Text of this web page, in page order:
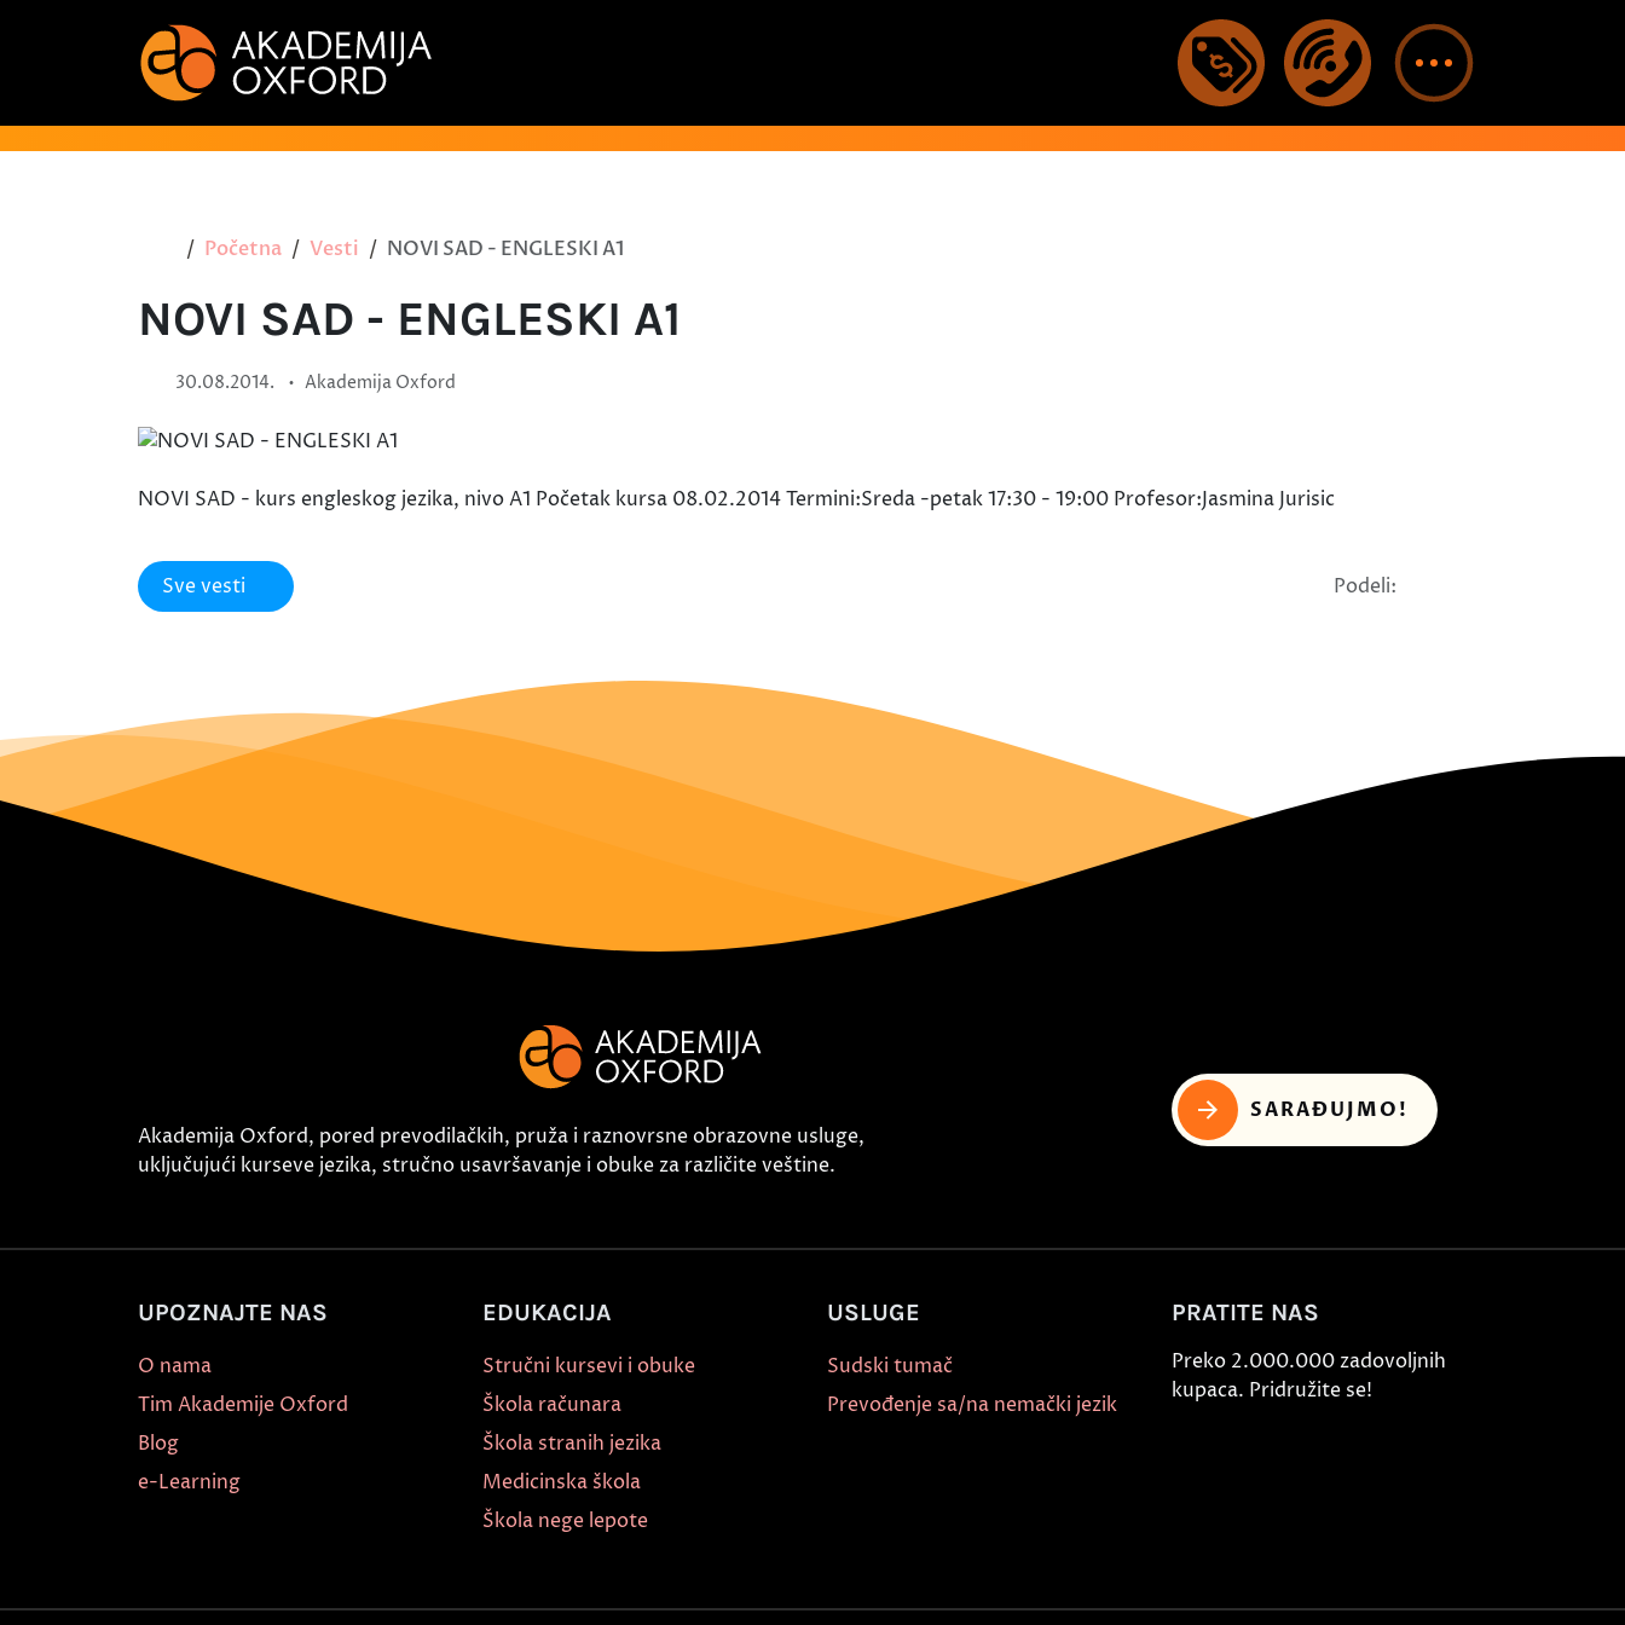
Početna Vesti NOVI SAD - ENGLESKI A1
NOVI SAD - ENGLESKI A1
30.08.2014. • Akademija Oxford
NOVI SAD - kurs engleskog jezika, nivo A1 Početak kursa 08.02.2014 Termini:Sreda -petak 17:30 - 19:00 Profesor:Jasmina Jurisic
Sve vesti Podeli:
Akademija Oxford, pored prevodilačkih, pruža i raznovrsne obrazovne usluge,
uključujući kurseve jezika, stručno usavršavanje i obuke za različite veštine.
SARAĐUJMO!
UPOZNAJTE NAS
O nama
Tim Akademije Oxford
Blog
e-Learning
EDUKACIJA
Stručni kursevi i obuke
Škola računara
Škola stranih jezika
Medicinska škola
Škola nege lepote
USLUGE
Sudski tumač
Prevođenje sa/na nemački jezik
PRATITE NAS
Preko 2.000.000 zadovoljnih
kupaca. Pridružite se!